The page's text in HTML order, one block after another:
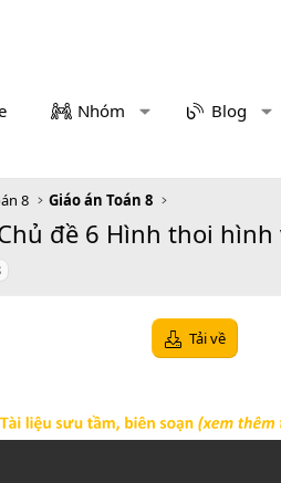
Nhóm Blog
8 Giáo án Toán 8
đề 6 Hình thoi
Tải về